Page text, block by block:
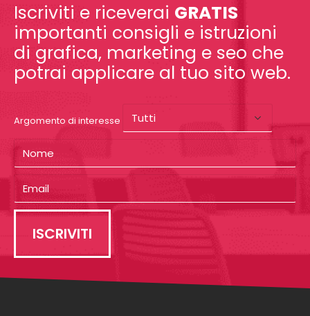
Iscriviti e riceverai GRATIS
importanti consigli e istruzioni
di grafica, marketing e seo che
potrai applicare al tuo sito web.
Argomento di interesse